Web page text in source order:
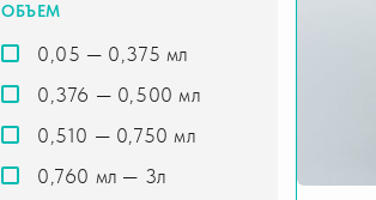
ОБЪЕМ
0,05 — 0,375 мл
0,376 — 0,500 мл
0,510 — 0,750 мл
0,760 мл — 3л